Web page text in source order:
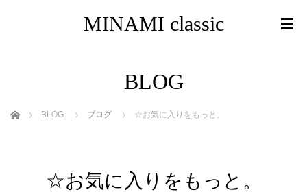
MINAMI classic
BLOG
ホーム BLOG ブログ ☆お気に入りをもっと。
☆お気に入りをもっと。